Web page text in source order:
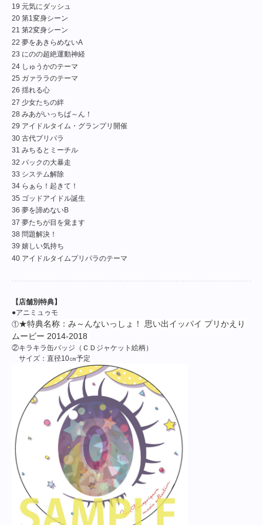
19 元気にダッシュ
20 第1変身シーン
21 第2変身シーン
22 夢をあきらめないA
23 にのの超絶運動神経
24 しゅうかのテーマ
25 ガァララのテーマ
26 揺れる心
27 少女たちの絆
28 みあがいっちば～ん！
29 アイドルタイム・グランプリ開催
30 古代プリパラ
31 みちるとミーチル
32 パックの大暴走
33 システム解除
34 らぁら！起きて！
35 ゴッドアイドル誕生
36 夢を諦めないB
37 夢たちが目を覚ます
38 問題解決！
39 嬉しい気持ち
40 アイドルタイムプリパラのテーマ
【店舗別特典】
●アニミュゥモ
①★特典名称：み～んないっしょ！ 思い出イッパイ プリかえり
ムービー 2014-2018
②キラキラ缶バッジ（ＣＤジャケット絵柄）
サイズ：直径10㎝予定